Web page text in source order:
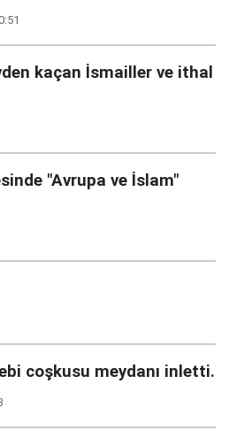
kaçan İsmailler ve ithal
"Avrupa ve İslam"
coşkusu meydanı inletti.